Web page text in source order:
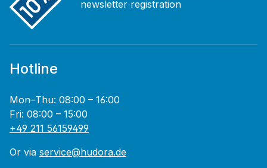
newsletter registration
Hotline
Mon–Thu: 08:00 – 16:00
Fri: 08:00 – 15:00
+49 211 56159499
Or via service@hudora.de